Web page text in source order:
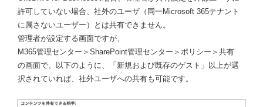
許可していない場合、社外のユーザ（同一Microsoft 365テナント
に属さないユーザー）とは共有できません。
管理者が設定する画面ですが、
M365管理センター＞SharePoint管理センター＞ポリシー＞共有
の画面で、以下のように、「新規および既存のゲスト」以上が選
択されていれば、社外ユーザへの共有も可能です。